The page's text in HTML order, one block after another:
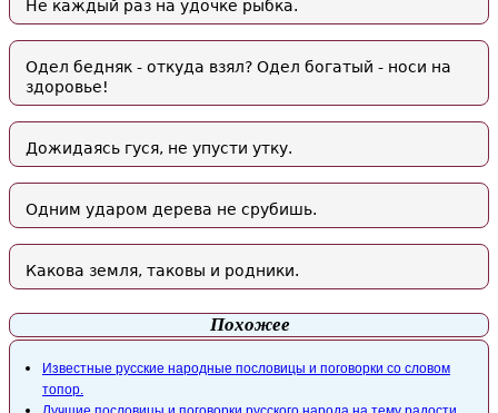
Не каждый раз на удочке рыбка.
Одел бедняк - откуда взял? Одел богатый - носи на
здоровье!
Дожидаясь гуся, не упусти утку.
Одним ударом дерева не срубишь.
Какова земля, таковы и родники.
Похожее
Известные русские народные пословицы и поговорки со словом
топор.